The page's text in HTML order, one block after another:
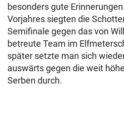
besonders gute
Vorjahres siegten die
Semifinale gegen das von
betreute Team im
später setzte man sich
auswärts gegen die weit
Serben durch.